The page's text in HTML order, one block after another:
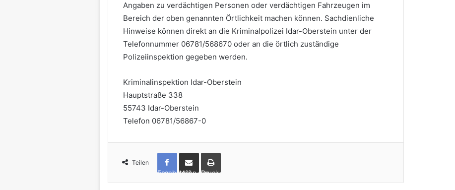
Angaben zu verdächtigen Personen oder verdächtigen Fahrzeugen im
Bereich der oben genannten Örtlichkeit machen können. Sachdienliche
Hinweise können direkt an die Kriminalpolizei Idar-Oberstein unter der
Telefonnummer 06781/568670 oder an die örtlich zuständige
Polizeiinspektion gegeben werden.
Kriminalinspektion Idar-Oberstein
Hauptstraße 338
55743 Idar-Oberstein
Telefon 06781/56867-0
Teilen
Facebook per Mail teilen Drucken